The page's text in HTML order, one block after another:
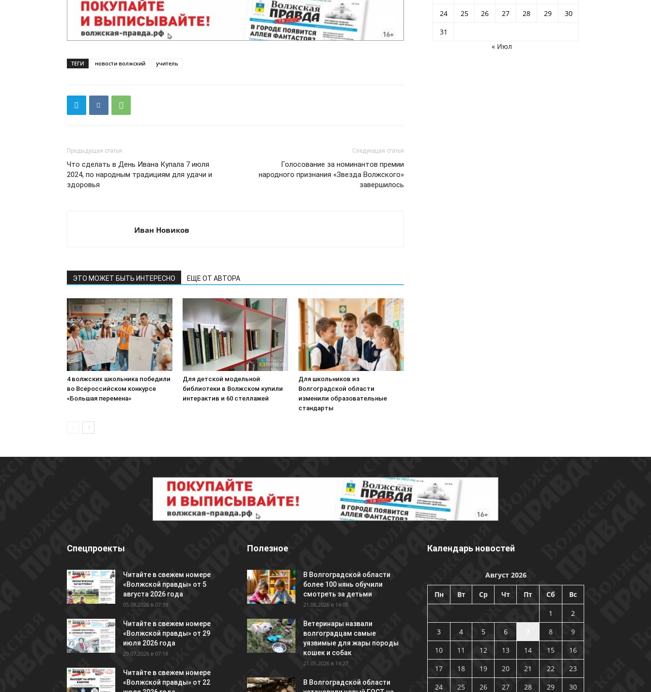
ТЕГИ новости волжский учитель
Предыдущая статья
Что сделать в День Ивана Купала 7 июля
2024, по народным традициям для удачи и
здоровья
Следующая статья
Голосование за номинантов премии
народного признания «Звезда Волжского»
завершилось
Иван Новиков
ЭТО МОЖЕТ БЫТЬ ИНТЕРЕСНО ЕЩЕ ОТ АВТОРА
4 волжских школьника победили
во Всероссийском конкурсе
«Большая перемена»
Для детской модельной
библиотеки в Волжском купили
интерактив и 60 стеллажей
Для школьников из
Волгоградской области
изменили образовательные
стандарты
24
25 26 27 28 29
30
31
« Июл
Спецпроекты
Читайте в свежем номере
«Волжской правды» от 5
августа 2026 года
05.08.2026 в 07:39
Читайте в свежем номере
«Волжской правды» от 29
июля 2026 года
29.07.2026 в 07:18
Читайте в свежем номере
«Волжской правды» от 22
Полезное
В Волгоградской области
более 100 нянь обучили
смотреть за детьми
21.06.2026 в 14:05
Ветеринары назвали
волгоградцам самые
уязвимые для жары породы
кошек и собак
21.05.2026 в 14:27
В Волгоградской области
Календарь новостей
Август 2026
Пн Вт Ср Чт Пт Сб Вс
1
2
3
4 5 6 8
9
10
11 12 13 14 15
16
17
18 19 20 21 22
23
24
25 26 27 28 29 30